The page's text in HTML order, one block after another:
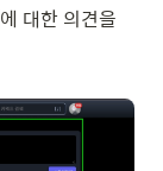
에 대한 의견을